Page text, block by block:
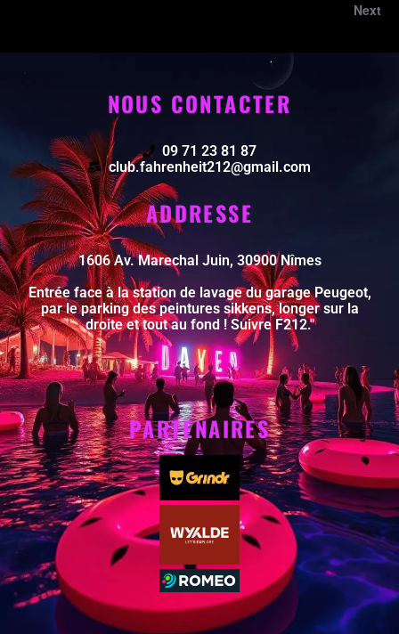
Next
NOUS CONTACTER
09 71 23 81 87
club.fahrenheit212@gmail.com
ADDRESSE
1606 Av. Marechal Juin, 30900 Nîmes
Entrée face à la station de lavage du garage Peugeot,
par le parking des peintures sikkens, longer sur la
droite et tout au fond ! Suivre F212."
PARTENAIRES